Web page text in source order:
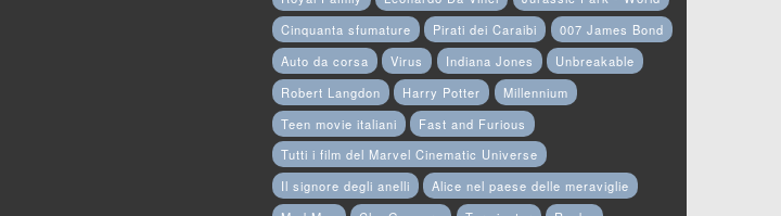
Cinquanta sfumature
Pirati dei Caraibi
007 James Bond
Auto da corsa
Virus Indiana Jones
Unbreakable
Robert Langdon
Harry Potter
Millennium
Teen movie italiani
Fast and Furious
Tutti i film del Marvel Cinematic Universe
Il signore degli anelli
Alice nel paese delle meraviglie